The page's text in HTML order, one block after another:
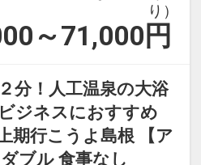
れている神様は、出雲
、出雲大社と両参り
静かで緑に囲まれた
す。
で約１時間
会える全天候型のパ
ンのお散歩や、フクロ
ードショーなどが見
会える全天候型のパ
ンのお散歩や、フクロ
ードショーなどが見
車で約４５分
女性に人気の神社で
グをご案内いたしま
０分ごとに３００円
り）
～71,000 円
分！人工温泉の大浴
ジネスにおすすめ
期行こうよ島根 【ア
ブル 食事なし